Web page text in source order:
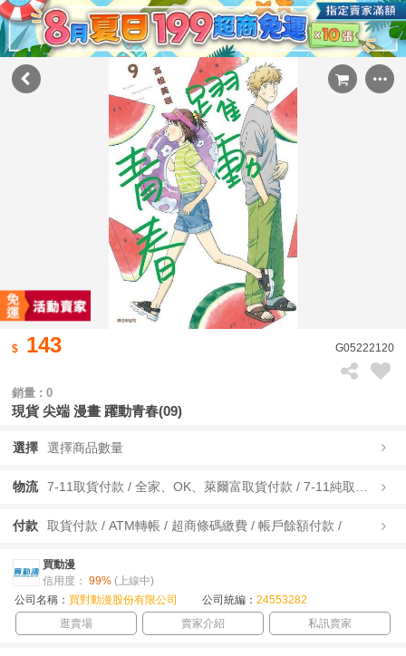
143 G05222120
銷量 : 0
現貨 尖端 漫畫 躍動青春(09)
選擇 選擇商品數量
物流
付款 取貨付款 / ATM轉帳 / 超商條碼繳費 / 帳戶餘額付款 /
買動漫
信用度： 99% (上線中)
公司名稱： 買對動漫股份有限公司 公司統編： 24553282
逛賣場
賣家介紹 私訊賣家